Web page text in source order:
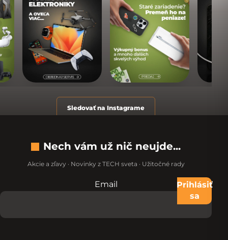
Sledovať na Instagrame
Nech vám už nič neujde...
Akcie a zľavy · Novinky z TECH sveta · Užitočné rady
Nevypĺňajte toto pole:
Email
Prihlásiť
sa